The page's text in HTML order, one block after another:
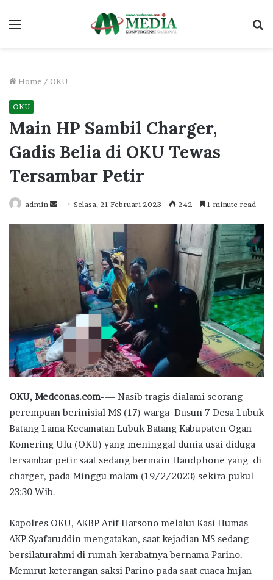
Menu
Home / OKU
OKU
Main HP Sambil Charger,
Gadis Belia di OKU Tewas
Tersambar Petir
admin
Send
email
Selasa, 21 Februari 2023 242 1 minute read
OKU, Medconas.com-— Nasib tragis dialami seorang
perempuan berinisial MS (17) warga Dusun 7 Desa Lubuk
Batang Lama Kecamatan Lubuk Batang Kabupaten Ogan
Komering Ulu (OKU) yang meninggal dunia usai diduga
tersambar petir saat sedang bermain Handphone yang di
charger, pada Minggu malam (19/2/2023) sekira pukul
23:30 Wib.
Kapolres OKU, AKBP Arif Harsono melalui Kasi Humas
AKP Syafaruddin mengatakan, saat kejadian MS sedang
bersilaturahmi di rumah kerabatnya bernama Parino.
Menurut keterangan saksi Parino pada saat cuaca hujan